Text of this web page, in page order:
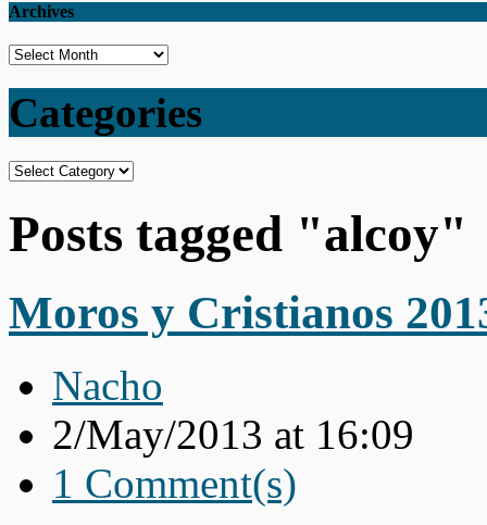
Archives
Archives
Categories
Categories
Posts tagged "alcoy"
Moros y Cristianos
Nacho
2/May/2013 at 16:09
1 Comment(s)